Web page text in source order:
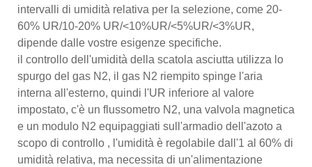
intervalli di umidità relativa per la selezione, come 20-
60% UR/10-20% UR/<10%UR/<5%UR/<3%UR,
dipende dalle vostre esigenze specifiche.
il controllo dell'umidità della scatola asciutta utilizza lo
spurgo del gas N2, il gas N2 riempito spinge l'aria
interna all'esterno, quindi l'UR inferiore al valore
impostato, c'è un flussometro N2, una valvola magnetica
e un modulo N2 equipaggiati sull'armadio dell'azoto a
scopo di controllo , l'umidità è regolabile dall'1 al 60% di
umidità relativa, ma necessita di un'alimentazione